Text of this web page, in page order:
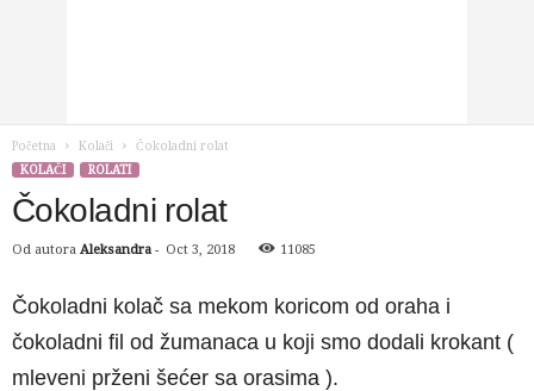
Početna Kolači
Čokoladni rolat
KOLAČI
ROLATI
Čokoladni rolat
Od autora Aleksandra - Oct 3, 2018 11085
Čokoladni kolač sa mekom koricom od oraha i
čokoladni fil od žumanaca u koji smo dodali krokant (
mleveni prženi šećer sa orasima ).